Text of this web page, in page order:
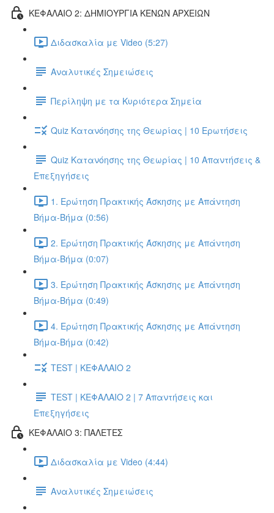
ΚΕΦΑΛΑΙΟ 2: ΔΗΜΙΟΥΡΓΙΑ ΚΕΝΩΝ ΑΡΧΕΙΩΝ
Διδασκαλία με Video (5:27)
Αναλυτικές Σημειώσεις
Περίληψη με τα Κυριότερα Σημεία
Quiz Κατανόησης της Θεωρίας | 10 Ερωτήσεις
Quiz Κατανόησης της Θεωρίας | 10 Απαντήσεις &
Επεξηγήσεις
1. Ερώτηση Πρακτικής Άσκησης με Απάντηση
Βήμα-Βήμα (0:56)
2. Ερώτηση Πρακτικής Άσκησης με Απάντηση
Βήμα-Βήμα (0:07)
3. Ερώτηση Πρακτικής Άσκησης με Απάντηση
Βήμα-Βήμα (0:49)
4. Ερώτηση Πρακτικής Άσκησης με Απάντηση
Βήμα-Βήμα (0:42)
TEST | ΚΕΦΑΛΑΙΟ 2
TEST | ΚΕΦΑΛΑΙΟ 2 | 7 Απαντήσεις και
Επεξηγήσεις
ΚΕΦΑΛΑΙΟ 3: ΠΑΛΕΤΕΣ
Διδασκαλία με Video (4:44)
Αναλυτικές Σημειώσεις